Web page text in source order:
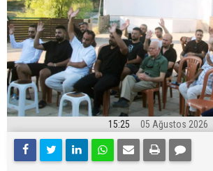
15:25 05 Ağustos 2026